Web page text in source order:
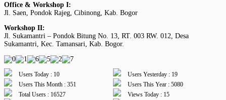
Office & Workshop I:
Jl. Saen, Pondok Rajeg, Cibinong, Kab. Bogor
Workshop II:
Jl. Sukamantri – Pondok Bitung No. 13, RT. 003 RW. 012, Desa
Sukamantri, Kec. Tamansari, Kab. Bogor.
Users Today : 10
Users Yesterday : 19
Users This Month : 351
Users This Year : 5080
Total Users : 16527
Views Today : 15